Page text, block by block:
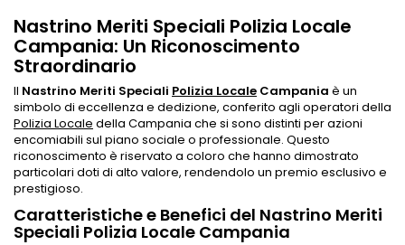
Nastrino Meriti Speciali Polizia Locale
Campania: Un Riconoscimento
Straordinario
Il Nastrino Meriti Speciali Polizia Locale Campania è un
simbolo di eccellenza e dedizione, conferito agli operatori della
Polizia Locale della Campania che si sono distinti per azioni
encomiabili sul piano sociale o professionale. Questo
riconoscimento è riservato a coloro che hanno dimostrato
particolari doti di alto valore, rendendolo un premio esclusivo e
prestigioso.
Caratteristiche e Benefici del Nastrino Meriti
Speciali Polizia Locale Campania